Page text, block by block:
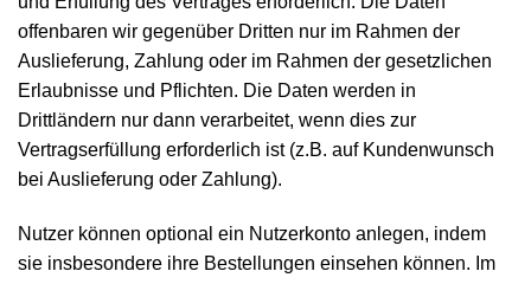
offenbaren wir gegenüber Dritten nur im Rahmen der
Auslieferung, Zahlung oder im Rahmen der gesetzlichen
Erlaubnisse und Pflichten. Die Daten werden in
Drittländern nur dann verarbeitet, wenn dies zur
Vertragserfüllung erforderlich ist (z.B. auf Kundenwunsch
bei Auslieferung oder Zahlung).
Nutzer können optional ein Nutzerkonto anlegen, indem
sie insbesondere ihre Bestellungen einsehen können. Im